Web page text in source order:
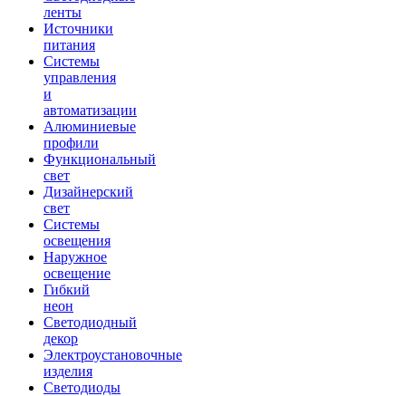
ленты
Источники
питания
Системы
управления
и
автоматизации
Алюминиевые
профили
Функциональный
свет
Дизайнерский
свет
Системы
освещения
Наружное
освещение
Гибкий
неон
Светодиодный
декор
Электроустановочные
изделия
Светодиоды